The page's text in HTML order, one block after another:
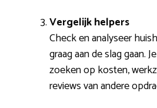
Vergelijk helpers
Check en analyseer
graag aan de slag gaan.
zoeken op kosten,
reviews van andere